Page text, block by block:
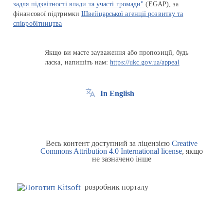
задля підзвітності влади та участі громади" (EGAP), за
фінансової підтримкиШвейцарської агенції розвитку та
співробітництва
Якщо ви маєте зауваження або пропозиції, будь
ласка, напишіть нам:https://ukc.gov.ua/appeal
In English
Весь контент доступний за ліцензією Creative
Commons Attribution 4.0 International license, якщо
не зазначено інше
розробник порталу